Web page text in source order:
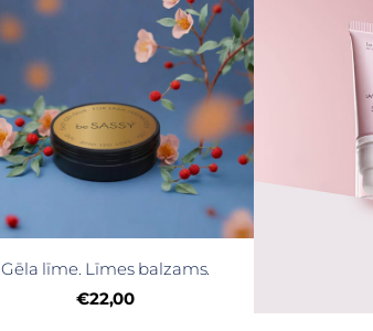
Gēla līme. Līmes balzams.
€22,00